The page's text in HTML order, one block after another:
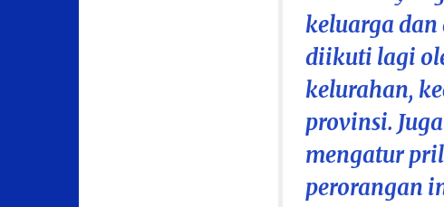
keluarga
diikuti lagi
kelurahan,
provinsi.
mengatur
perorangan